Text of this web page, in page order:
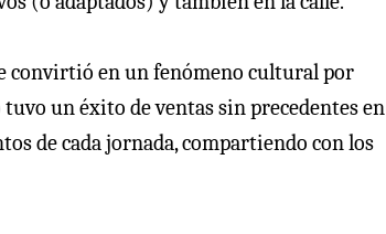
convirtió en un fenómeno cultural por
un éxito de ventas sin precedentes en
de cada jornada, compartiendo con los